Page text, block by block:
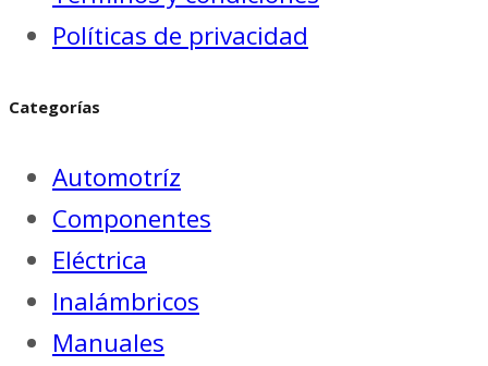
Políticas de privacidad
Categorías
Automotríz
Componentes
Eléctrica
Inalámbricos
Manuales